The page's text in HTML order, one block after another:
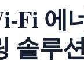
Fi 에
솔루